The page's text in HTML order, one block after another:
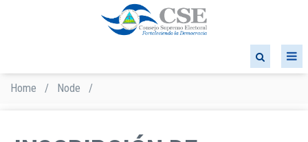
Breadcrumb
Home / Node /